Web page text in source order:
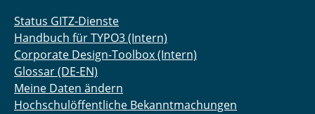
Status GITZ-Dienste
Handbuch für TYPO3 (Intern)
Corporate Design-Toolbox (Intern)
Glossar (DE-EN)
Meine Daten ändern
Hochschulöffentliche Bekanntmachungen